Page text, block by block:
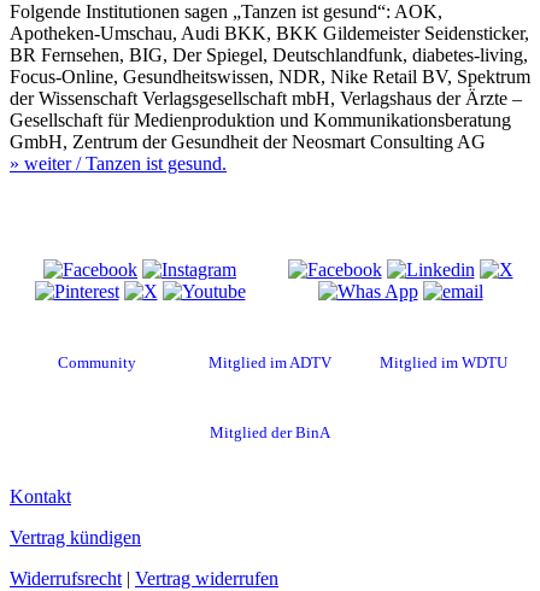
Folgende Institutionen sagen „Tanzen ist gesund“: AOK,
Apotheken-Umschau, Audi BKK, BKK Gildemeister Seidensticker,
BR Fernsehen, BIG, Der Spiegel, Deutschlandfunk, diabetes-living,
Focus-Online, Gesundheitswissen, NDR, Nike Retail BV, Spektrum
der Wissenschaft Verlagsgesellschaft mbH, Verlagshaus der Ärzte –
Gesellschaft für Medienproduktion und Kommunikationsberatung
GmbH, Zentrum der Gesundheit der Neosmart Consulting AG
» weiter/ Tanzen ist gesund.
Community Mitglied im ADTV Mitglied im WDTU
Mitglied der BinA
Kontakt
Vertrag kündigen
Widerrufsrecht| Vertrag widerrufen